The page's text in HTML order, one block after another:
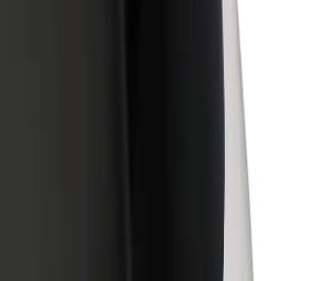
dos passageiros
dos motoristas
das trotinetes
as cidades